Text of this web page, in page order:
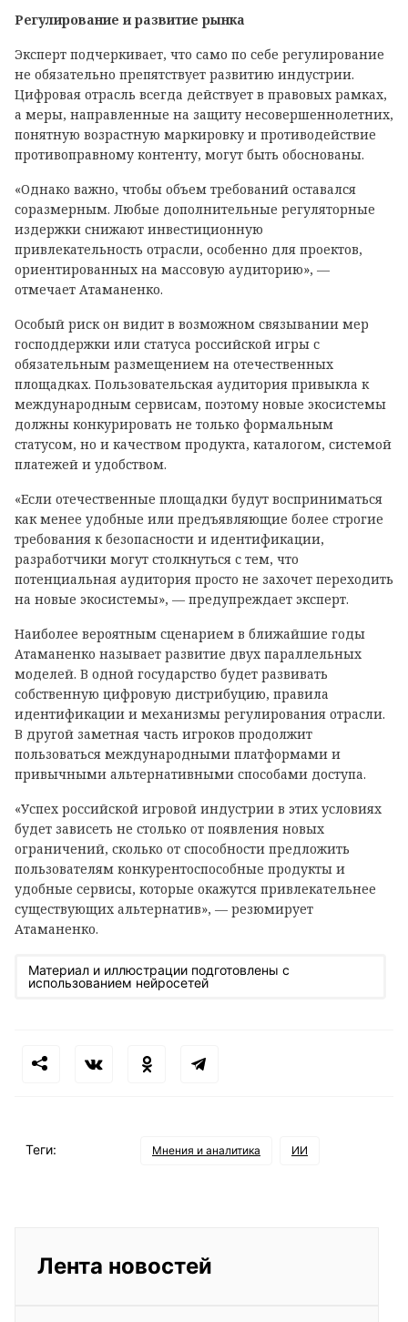
Регулирование и развитие рынка
Эксперт подчеркивает, что само по себе регулирование
не обязательно препятствует развитию индустрии.
Цифровая отрасль всегда действует в правовых рамках,
а меры, направленные на защиту несовершеннолетних,
понятную возрастную маркировку и противодействие
противоправному контенту, могут быть обоснованы.
«Однако важно, чтобы объем требований оставался
соразмерным. Любые дополнительные регуляторные
издержки снижают инвестиционную
привлекательность отрасли, особенно для проектов,
ориентированных на массовую аудиторию», —
отмечает Атаманенко.
Особый риск он видит в возможном связывании мер
господдержки или статуса российской игры с
обязательным размещением на отечественных
площадках. Пользовательская аудитория привыкла к
международным сервисам, поэтому новые экосистемы
должны конкурировать не только формальным
статусом, но и качеством продукта, каталогом, системой
платежей и удобством.
«Если отечественные площадки будут восприниматься
как менее удобные или предъявляющие более строгие
требования к безопасности и идентификации,
разработчики могут столкнуться с тем, что
потенциальная аудитория просто не захочет переходить
на новые экосистемы», — предупреждает эксперт.
Наиболее вероятным сценарием в ближайшие годы
Атаманенко называет развитие двух параллельных
моделей. В одной государство будет развивать
собственную цифровую дистрибуцию, правила
идентификации и механизмы регулирования отрасли.
В другой заметная часть игроков продолжит
пользоваться международными платформами и
привычными альтернативными способами доступа.
«Успех российской игровой индустрии в этих условиях
будет зависеть не столько от появления новых
ограничений, сколько от способности предложить
пользователям конкурентоспособные продукты и
удобные сервисы, которые окажутся привлекательнее
существующих альтернатив», — резюмирует
Атаманенко.
Материал и иллюстрации подготовлены с
использованием нейросетей
Теги: Мнения и аналитика ИИ
Лента новостей